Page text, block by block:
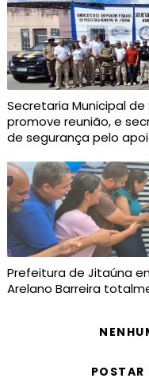
Secretaria Municipal
promove reunião, e
de segurança pelo
Prefeitura de Jitaúna
Arelano Barreira